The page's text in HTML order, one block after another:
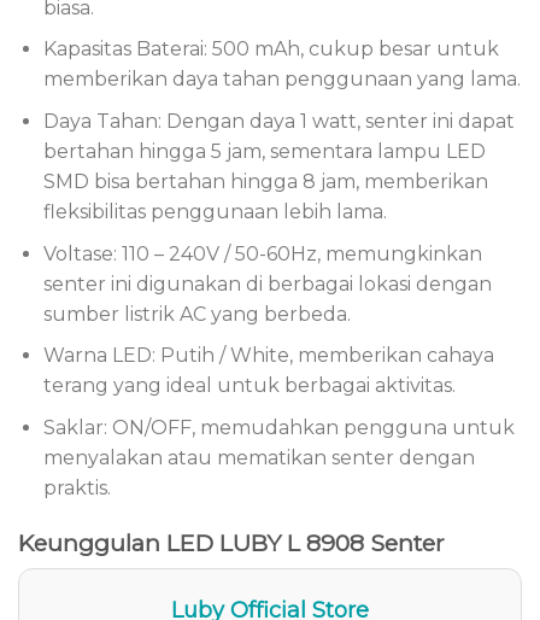
biasa.
Kapasitas Baterai: 500 mAh, cukup besar untuk
memberikan daya tahan penggunaan yang lama.
Daya Tahan: Dengan daya 1 watt, senter ini dapat
bertahan hingga 5 jam, sementara lampu LED
SMD bisa bertahan hingga 8 jam, memberikan
fleksibilitas penggunaan lebih lama.
Voltase: 110 – 240V / 50-60Hz, memungkinkan
senter ini digunakan di berbagai lokasi dengan
sumber listrik AC yang berbeda.
Warna LED: Putih / White, memberikan cahaya
terang yang ideal untuk berbagai aktivitas.
Saklar: ON/OFF, memudahkan pengguna untuk
menyalakan atau mematikan senter dengan
praktis.
Keunggulan LED LUBY L 8908 Senter
Luby Official Store